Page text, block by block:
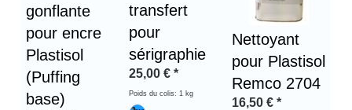
gonflante
pour encre
Plastisol
(Puffing
base)
transfert
pour
sérigraphie
25,00 € *
Poids du colis: 1 kg
Nettoyant
pour Plastisol
Remco 2704
16,50 € *